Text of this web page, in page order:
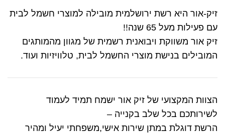
זיק-אור היא רשת ירושלמית מובילה למוצרי חשמל לבית
עם פעילות מעל 65 שנה!!
זיק אור משווקת ויבואנית רשמית של מגוון מהמותגים
המובילים בנישת מוצרי החשמל לבית, טלוויזיות ועוד.
הצוות המקצועי של זיק אור ישמח תמיד לעמוד
לשירותכם בכל שלב בקנייה –
הרשת דוגלת במתן שירות אישי,משפחתי יעיל ומהיר